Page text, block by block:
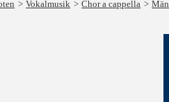
Vokalmusik Chor a cappella